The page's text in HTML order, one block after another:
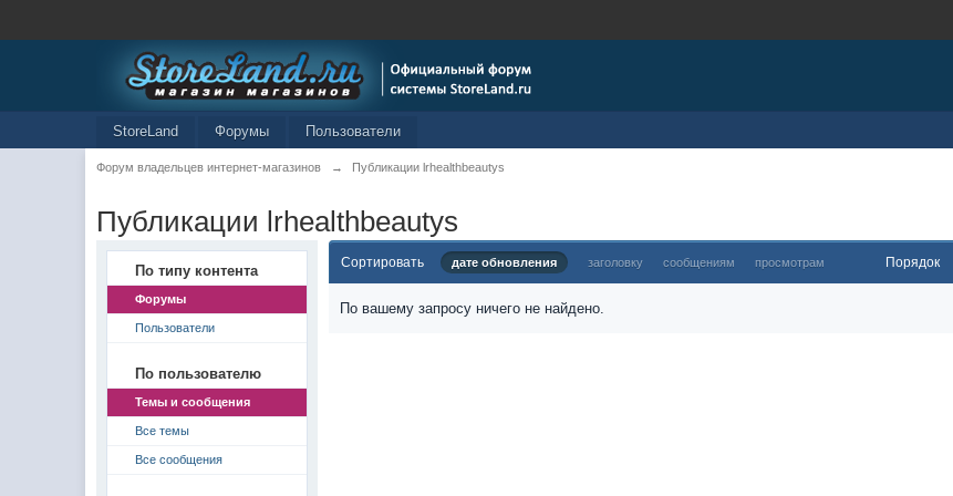
StoreLand Форумы Пользователи
Форум владельцев интернет-магазинов → Публикации lrhealthbeautys
Публикации lrhealthbeautys
По типу контента
Форумы
Пользователи
По пользователю
Темы и сообщения
Все темы
Все сообщения
Сортировать дате обновления заголовку сообщениям просмотрам Порядок
По вашему запросу ничего не найдено.